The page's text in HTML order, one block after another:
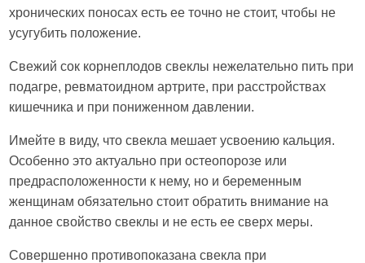
хронических поносах есть ее точно не стоит, чтобы не
усугубить положение.
Свежий сок корнеплодов свеклы нежелательно пить при
подагре, ревматоидном артрите, при расстройствах
кишечника и при пониженном давлении.
Имейте в виду, что свекла мешает усвоению кальция.
Особенно это актуально при остеопорозе или
предрасположенности к нему, но и беременным
женщинам обязательно стоит обратить внимание на
данное свойство свеклы и не есть ее сверх меры.
Совершенно противопоказана свекла при